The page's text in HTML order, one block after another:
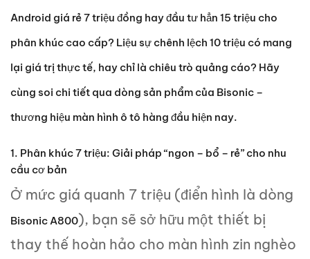
Android giá rẻ 7 triệu đồng hay đầu tư hẳn 15 triệu cho
phân khúc cao cấp? Liệu sự chênh lệch 10 triệu có mang
lại giá trị thực tế, hay chỉ là chiêu trò quảng cáo? Hãy
cùng soi chi tiết qua dòng sản phẩm của Bisonic –
thương hiệu màn hình ô tô hàng đầu hiện nay.
1. Phân khúc 7 triệu: Giải pháp “ngon – bổ – rẻ” cho nhu
cầu cơ bản
Ở mức giá quanh 7 triệu (điển hình là dòng
Bisonic A800), bạn sẽ sở hữu một thiết bị
thay thế hoàn hảo cho màn hình zin nghèo